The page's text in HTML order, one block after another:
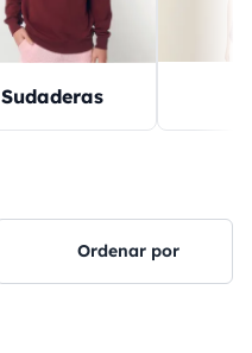
Sudaderas
Ordenar por